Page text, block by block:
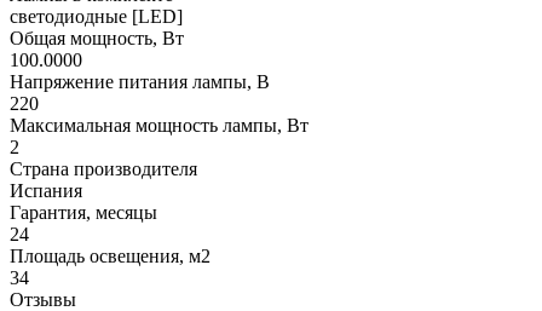
светодиодные [LED]
Общая мощность, Вт
100.0000
Напряжение питания лампы, В
220
Максимальная мощность лампы, Вт
2
Страна производителя
Испания
Гарантия, месяцы
24
Площадь освещения, м2
34
Отзывы